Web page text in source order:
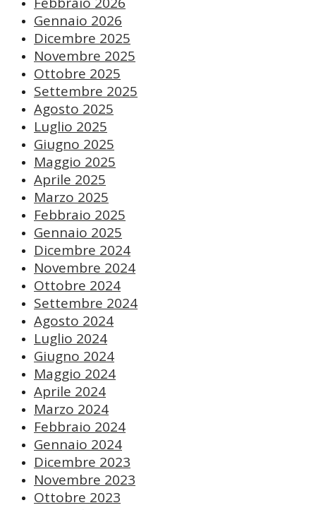
Gennaio 2026
Dicembre 2025
Novembre 2025
Ottobre 2025
Settembre 2025
Agosto 2025
Luglio 2025
Giugno 2025
Maggio 2025
Aprile 2025
Marzo 2025
Febbraio 2025
Gennaio 2025
Dicembre 2024
Novembre 2024
Ottobre 2024
Settembre 2024
Agosto 2024
Luglio 2024
Giugno 2024
Maggio 2024
Aprile 2024
Marzo 2024
Febbraio 2024
Gennaio 2024
Dicembre 2023
Novembre 2023
Ottobre 2023